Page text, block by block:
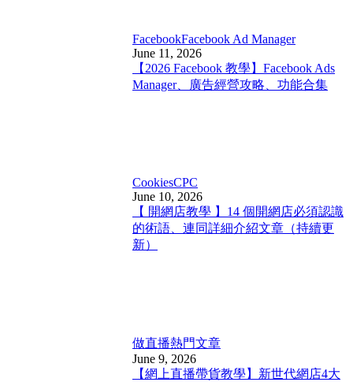
FacebookFacebook Ad Manager
June 11, 2026
【2026 Facebook 教學】Facebook Ads
Manager、廣告經營攻略、功能合集
CookiesCPC
June 10, 2026
【 開網店教學 】14 個開網店必須認識
的術語、連同詳細介紹文章（持續更
新）
做直播熱門文章
June 9, 2026
【網上直播帶貨教學】新世代網店4大